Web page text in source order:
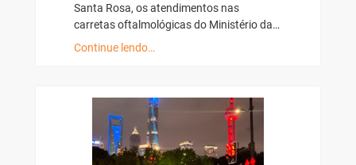
Santa Rosa, os atendimentos nas
carretas oftalmológicas do Ministério da…
Continue lendo…